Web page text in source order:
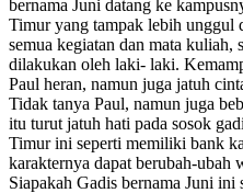
bernama Juni datang ke
Timur yang tampak lebih unggul
semua kegiatan dan mata kuliah,
dilakukan oleh laki- laki.
Paul heran, namun juga jatuh
Tidak tanya Paul, namun juga
itu turut jatuh hati pada sosok
Timur ini seperti memiliki bank
karakternya dapat berubah-ubah
Siapakah Gadis bernama Juni ini